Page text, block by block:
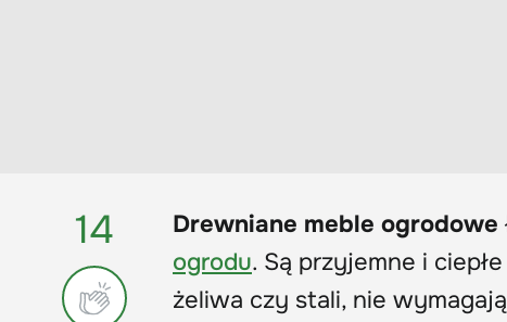
14 Drewniane meble ogrodowe
ogrodu. Są przyjemne i
żeliwa czy stali, nie